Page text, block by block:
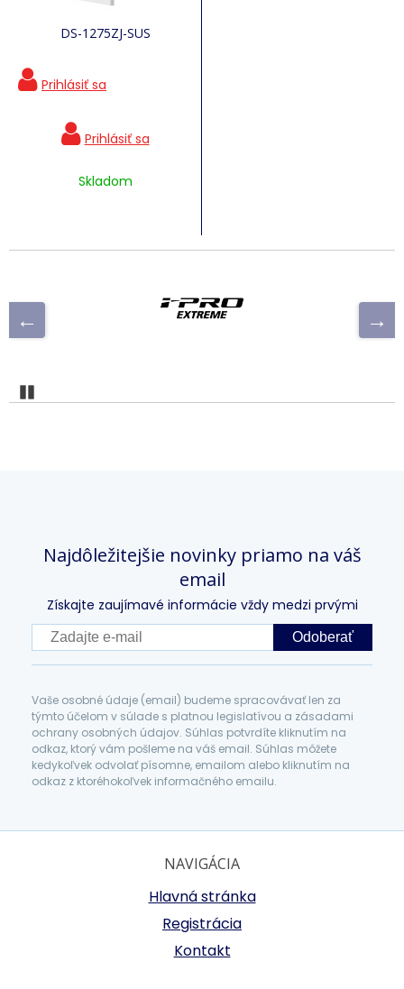
DS-1275ZJ-SUS
Skladom
Najdôležitejšie novinky priamo na váš
email
Získajte zaujímavé informácie vždy medzi prvými
Odoberať
Vaše osobné údaje (email) budeme spracovávať len za
týmto účelom v súlade s platnou legislatívou a zásadami
ochrany osobných údajov. Súhlas potvrdíte kliknutím na
odkaz, ktorý vám pošleme na váš email. Súhlas môžete
kedykoľvek odvolať písomne, emailom alebo kliknutím na
odkaz z ktoréhokoľvek informačného emailu.
NAVIGÁCIA
Hlavná stránka
Registrácia
Kontakt